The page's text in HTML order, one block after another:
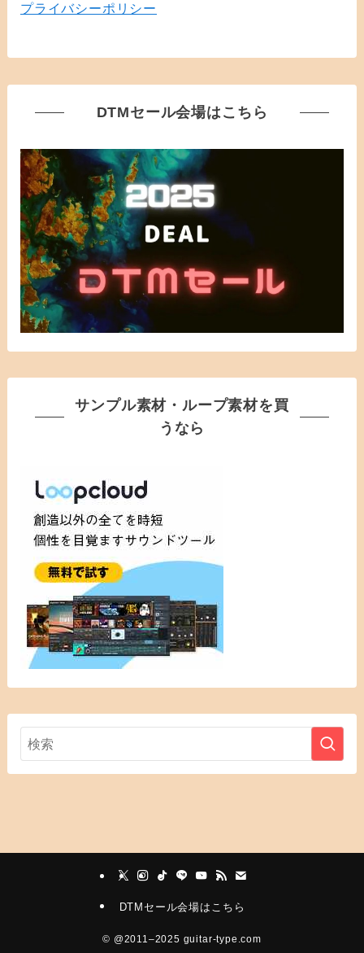
プライバシーポリシー
DTMセール会場はこちら
サンプル素材・ループ素材を買
うなら
DTMセール会場はこちら
© @2011–2025 guitar-type.com